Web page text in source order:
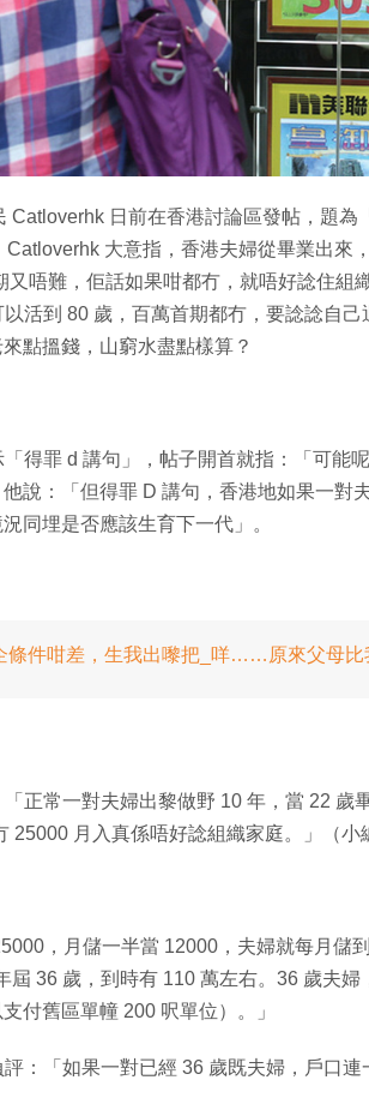
Catloverhk 日前在香港討論區發帖，題為
大意指，香港夫婦從畢業出來
唔難，佢話如果咁都冇，就唔好諗住組
活到 80 歲，百萬首期都冇，要諗諗自
點搵錢，山窮水盡點樣算？
得罪 d 講句」，帖子開首就指：「可能
說：「但得罪 D 講句，香港地如果一對
同埋是否應該生育下一代」。
條件咁差，生我出嚟把_咩……原來父母比
正常一對夫婦出黎做野 10 年，當 22 歲
月入真係唔好諗組織家庭。」（小
，月儲一半當 12000，夫婦就每月儲
屆 36 歲，到時有 110 萬左右。36 歲夫
付舊區單幢 200 呎單位）。」
：「如果一對已經 36 歲既夫婦，戶口